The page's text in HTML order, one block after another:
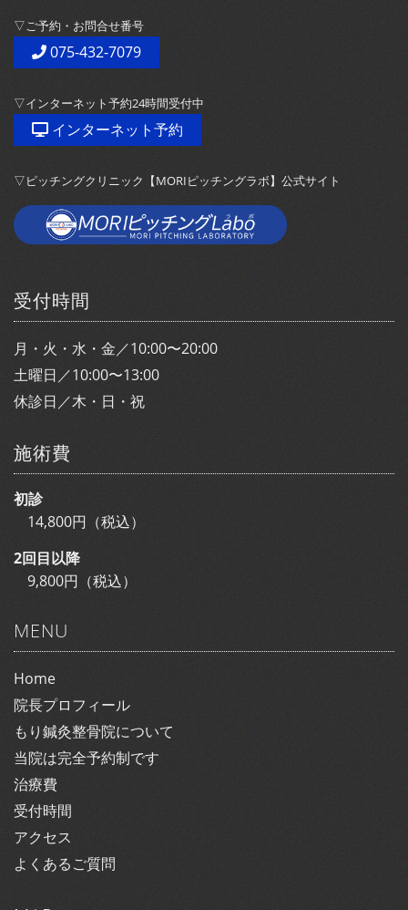
▽ご予約・お問合せ番号
075-432-7079
▽インターネット予約24時間受付中
インターネット予約
▽ピッチングクリニック【MORIピッチングラボ】公式サイト
受付時間
月・火・水・金／10:00〜20:00
土曜日／10:00〜13:00
休診日／木・日・祝
施術費
初診
14,800円（税込）
2回目以降
9,800円（税込）
MENU
Home
院長プロフィール
もり鍼灸整骨院について
当院は完全予約制です
治療費
受付時間
アクセス
よくあるご質問